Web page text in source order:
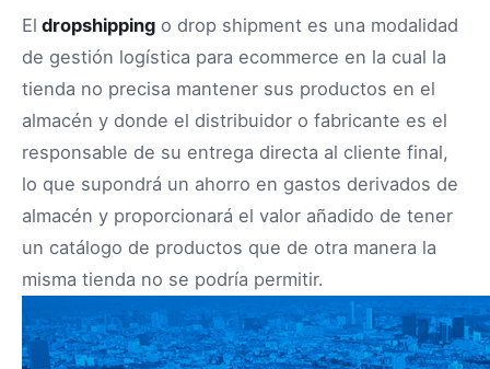
El dropshipping o drop shipment es una modalidad
de gestión logística para ecommerce en la cual la
tienda no precisa mantener sus productos en el
almacén y donde el distribuidor o fabricante es el
responsable de su entrega directa al cliente final,
lo que supondrá un ahorro en gastos derivados de
almacén y proporcionará el valor añadido de tener
un catálogo de productos que de otra manera la
misma tienda no se podría permitir.